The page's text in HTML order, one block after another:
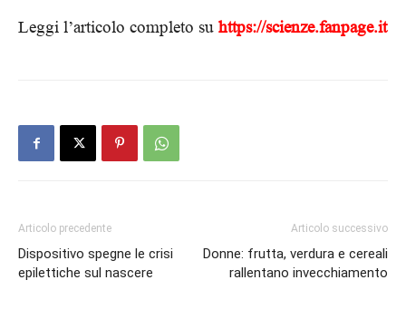
Leggi l’articolo completo su https://scienze.fanpage.it
Articolo precedente
Dispositivo spegne le crisi
epilettiche sul nascere
Articolo successivo
Donne: frutta, verdura e cereali
rallentano invecchiamento